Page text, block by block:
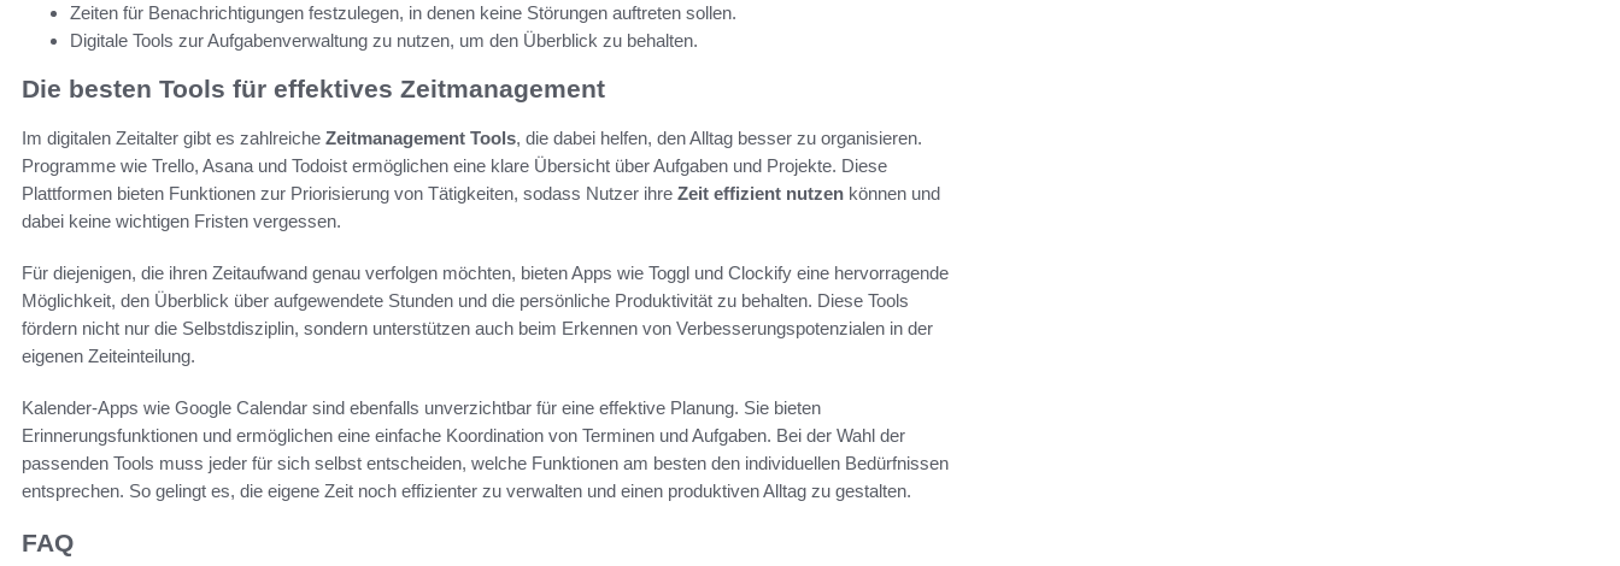
Zeiten für Benachrichtigungen festzulegen, in denen keine Störungen auftreten sollen.
Digitale Tools zur Aufgabenverwaltung zu nutzen, um den Überblick zu behalten.
Die besten Tools für effektives Zeitmanagement
Im digitalen Zeitalter gibt es zahlreiche Zeitmanagement Tools, die dabei helfen, den Alltag besser zu organisieren.
Programme wie Trello, Asana und Todoist ermöglichen eine klare Übersicht über Aufgaben und Projekte. Diese
Plattformen bieten Funktionen zur Priorisierung von Tätigkeiten, sodass Nutzer ihre Zeit effizient nutzen können und
dabei keine wichtigen Fristen vergessen.
Für diejenigen, die ihren Zeitaufwand genau verfolgen möchten, bieten Apps wie Toggl und Clockify eine hervorragende
Möglichkeit, den Überblick über aufgewendete Stunden und die persönliche Produktivität zu behalten. Diese Tools
fördern nicht nur die Selbstdisziplin, sondern unterstützen auch beim Erkennen von Verbesserungspotenzialen in der
eigenen Zeiteinteilung.
Kalender-Apps wie Google Calendar sind ebenfalls unverzichtbar für eine effektive Planung. Sie bieten
Erinnerungsfunktionen und ermöglichen eine einfache Koordination von Terminen und Aufgaben. Bei der Wahl der
passenden Tools muss jeder für sich selbst entscheiden, welche Funktionen am besten den individuellen Bedürfnissen
entsprechen. So gelingt es, die eigene Zeit noch effizienter zu verwalten und einen produktiven Alltag zu gestalten.
FAQ